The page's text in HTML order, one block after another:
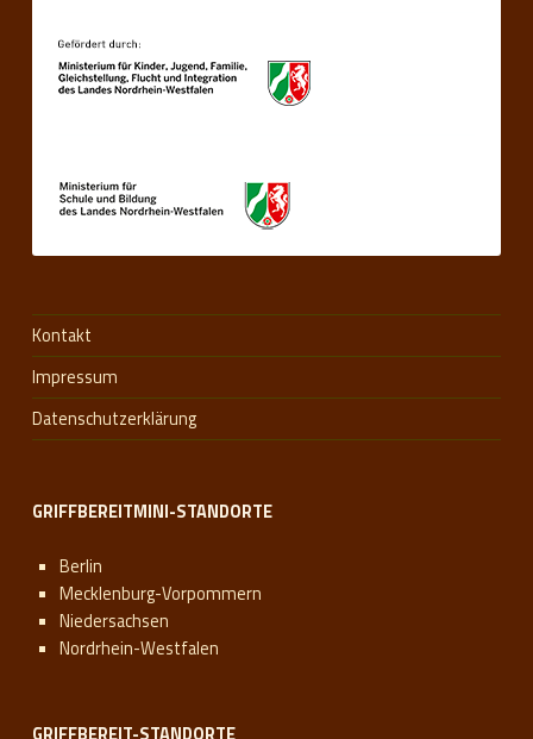
Kontakt
Impressum
Datenschutzerklärung
GRIFFBEREITMINI-STANDORTE
Berlin
Mecklenburg-Vorpommern
Niedersachsen
Nordrhein-Westfalen
GRIFFBEREIT-STANDORTE